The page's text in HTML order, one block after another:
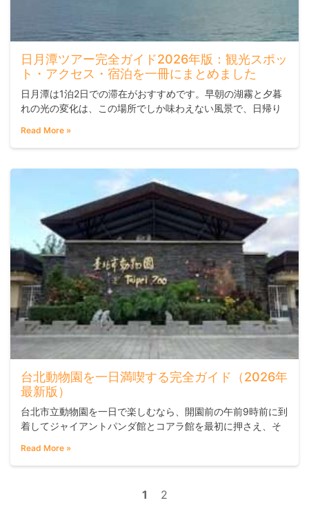
日月潭ツアー完全ガイド2026年版：観光スポッ
ト・アクセス・宿泊を一冊にまとめました
日月潭は1泊2日での滞在がおすすめです。早朝の湖霧と夕暮
れの光の変化は、この場所でしか味わえない風景で、日帰り
して湖畔を散策し、翌朝の霧を眺めてから遊覧船で湖を渡り
帰路につく——この流れが、時間と体験のバランスとして最
もよくまとまります。
Read More »
台北動物園を一日満喫する完全ガイド（2026年
最新版）
台北市立動物園を一日で楽しむなら、開園前の午前9時前に到
着してジャイアントパンダ館とコアラ館を最初に押さえ、そ
は広大なので、シャトルバスを活用しながら動線を組むと体
力を温存できます。所要時間は4〜6時間が目安で、平日のほ
Read More »
1 2